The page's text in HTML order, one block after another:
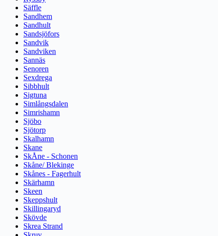
Säffle
Sandhem
Sandhult
Sandsjöfors
Sandvik
Sandviken
Sannäs
Senoren
Sexdrega
Sibbhult
Sigtuna
Simlångsdalen
Simrishamn
Sjöbo
Sjötorp
Skalhamn
Skane
SkÅne - Schonen
Skåne/ Blekinge
Skånes - Fagerhult
Skärhamn
Skeen
Skeppshult
Skillingaryd
Skövde
Skrea Strand